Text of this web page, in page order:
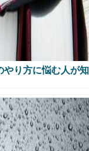
り方に悩む人が